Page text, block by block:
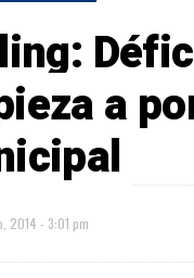
a
2014 - 3:01 pm